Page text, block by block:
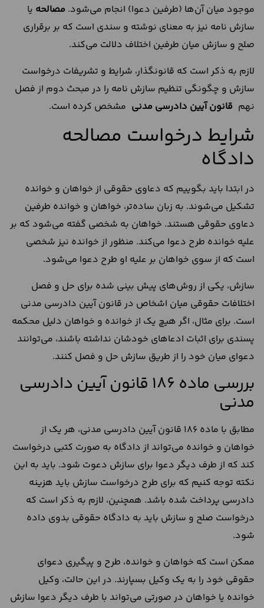
موجود میان آن‌ها (طرفین دعوا) انجام می‌شود. مصالحه یا
سازش نامه نیز به معنای نوشته و سندی است که بر برقراری
صلح و سازش میان طرفین اختلاف دلالت می‌کند.
لازم به ذکر است که قانونگذار، شرایط و تشریفات درخواست
سازش و چگونگی تنظیم سازش نامه را در مبحث دوم از فصل
نهم قانون آیین دادرسی مدنی مشخص کرده است.
شرایط درخواست مصالحه
دادگاه
در ابتدا باید بگوییم که دعاوی حقوقی از خواهان و خوانده
تشکیل می‌شوند. به زبان ساده‌تر، خواهان و خوانده طرفین
دعاوی حقوقی هستند. خواهان به شخصی گفته می‌شود که بر
علیه خوانده طرح دعوا می‌کند. منظور از خوانده نیز شخصی
است که از سوی خواهان بر علیه او طرح دعوا می‌شود.
سازش، یکی از روش‌های پیش بینی شده برای حل و فصل
اختلافات حقوقی میان اشخاص در قانون آیین دادرسی مدنی
است. برای مثال، اگر هیچ یک از خوانده و خواهان دلیل محکمه
پسندی برای اثبات ادعاهای خودشان نداشته باشند، می‌توانند
دعوای میان خود را از طریق سازش حل و فصل کنند.
بررسی ماده 186 قانون آیین دادرسی
مدنی
مطابق با ماده 186 قانون آیین دادرسی مدنی، هر یک از
خواهان و خوانده می‌تواند از دادگاه به صورت کتبی درخواست
کند که از طرف دیگر دعوا برای سازش دعوت شود. باید به این
نکته توجه کنیم که برای طرح درخواست سازش باید هزینه
دادرسی پرداخت شده باشد. همچنین، لازم به ذکر است که
درخواست صلح و سازش باید به دادگاه حقوقی بدوی داده
شود.
ممکن است که خواهان و خوانده، طرح و پیگیری دعوای
حقوقی خود را به یک وکیل بسپارند. در این حالت، وکیل
خوانده یا خواهان در صورتی می‌تواند با طرف دیگر دعوا سازش